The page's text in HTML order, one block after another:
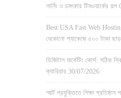
লার্নিং ও চমৎকার টিমওয়ার্কের গল্প
Best USA Fast Web
যেকোনো প্যাকেজে ৫০০ টাকা
ডিজিটাল মার্কেটিং কোর্স: সঠিক
ক্যারিয়ার 30/07/2026
স্মার্ট প্রযুক্তিতে শিক্ষা প্রতিষ্ঠান